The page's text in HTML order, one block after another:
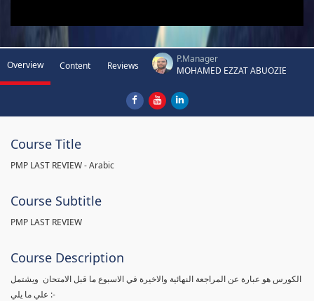
Overview Content Reviews
P.Manager
MOHAMED EZZAT ABUOZIE
Course Title
PMP LAST REVIEW - Arabic
Course Subtitle
PMP LAST REVIEW
Course Description
الكورس هو عبارة عن المراجعة النهائية والاخيرة في الاسبوع ما قبل الامتحان ويشتمل
علي ما يلي :-